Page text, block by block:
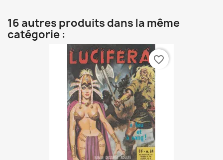
16 autres produits dans la même
catégorie :
favorite_border